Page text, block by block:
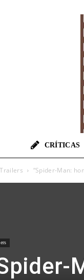
CRÍTICAS
Trailers “Spider-Man: